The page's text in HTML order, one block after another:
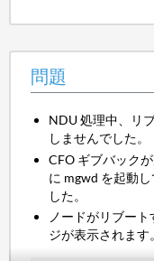
問題
NDU 処理中、リ
しませんでした。
CFO ギブバック
に mgwd を起動
した。
ノードがリブー
ジが表示されます。